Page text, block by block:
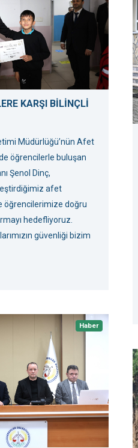
KARŞI BİLİNÇLİ
Müdürlüğü’nün Afet
öğrencilerle buluşan
Şenol Dinç,
afet
öğrencilerimize doğru
hedefliyoruz.
güvenliği bizim
Haber